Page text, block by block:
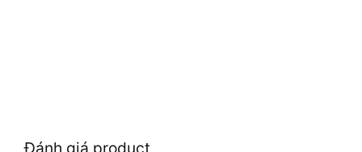
Đánh giá product